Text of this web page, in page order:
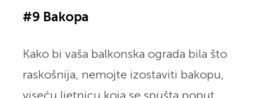
#9 Bakopa
Kako bi vaša balkonska ograda bila što
raskošnija, nemojte izostaviti bakopu,
viseću ljetnicu koja se spušta poput